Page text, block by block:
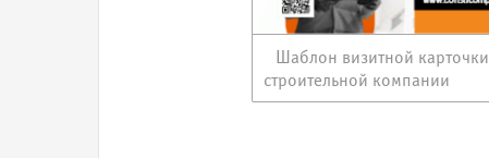
Шаблон визитной карточки
строительной компании